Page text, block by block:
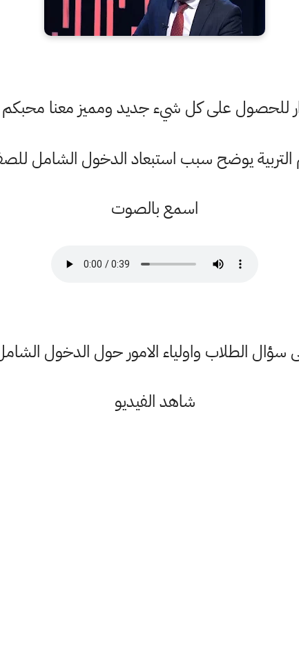
للحصول على كل شيء جديد ومميز معنا
التربية يوضح سبب استبعاد الدخول الشامل
اسمع بالصوت
سؤال الطلاب واولياء الامور حول الدخول الشامل
شاهد الفيديو